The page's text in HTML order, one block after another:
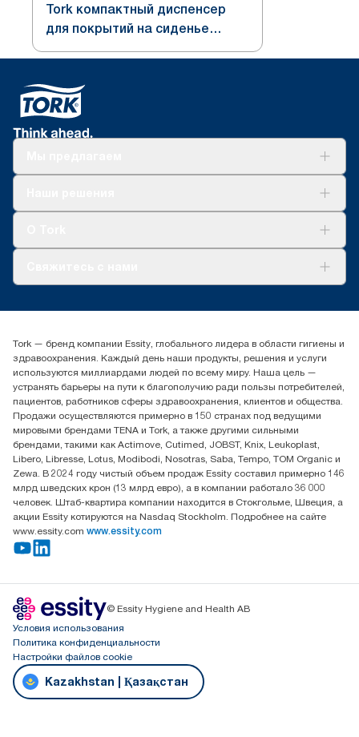
Tork компактный диспенсер
для покрытий на сиденье
унитаза, белый, система V1
(+7) 777 779 0095
Контакты на рынках СНГ
ООО «Эссити», Представительство в Казахстане Пр.
Достык, 210, 2 блок, 3 этаж,
офис №32 050051, г.
Алматы, Казахстан
Tork — бренд компании Essity, глобального лидера в области гигиены и
здравоохранения. Каждый день наши продукты, решения и услуги
используются миллиардами людей по всему миру. Наша цель —
устранять барьеры на пути к благополучию ради пользы потребителей,
пациентов, работников сферы здравоохранения, клиентов и общества.
Продажи осуществляются примерно в 150 странах под ведущими
мировыми брендами TENA и Tork, а также другими сильными
брендами, такими как Actimove, Cutimed, JOBST, Knix, Leukoplast,
Libero, Libresse, Lotus, Modibodi, Nosotras, Saba, Tempo, TOM Organic и
Zewa. В 2024 году чистый объем продаж Essity составил примерно 146
млрд шведских крон (13 млрд евро), а в компании работало 36 000
человек. Штаб-квартира компании находится в Стокгольме, Швеция, а
акции Essity котируются на Nasdaq Stockholm. Подробнее на сайте
www.essity.com www.essity.com
© Essity Hygiene and Health AB
Условия использования
Политика конфиденциальности
Настройки файлов cookie
Kazakhstan | Қазақстан